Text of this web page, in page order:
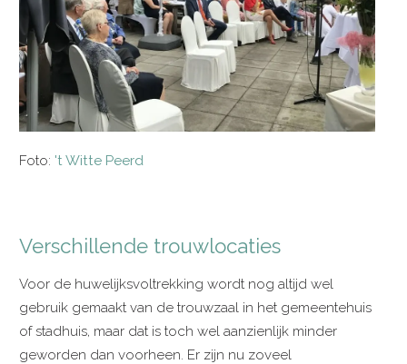
Foto: 't Witte Peerd
Verschillende trouwlocaties
Voor de huwelijksvoltrekking wordt nog altijd wel
gebruik gemaakt van de trouwzaal in het gemeentehuis
of stadhuis, maar dat is toch wel aanzienlijk minder
geworden dan voorheen. Er zijn nu zoveel